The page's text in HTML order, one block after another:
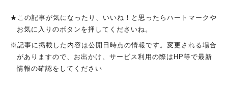
★この記事が気になったり、いいね！と思ったらハートマークや
お気に入りのボタンを押してくださいね。
※記事に掲載した内容は公開日時点の情報です。変更される場合
がありますので、お出かけ、サービス利用の際はHP等で最新
情報の確認をしてください